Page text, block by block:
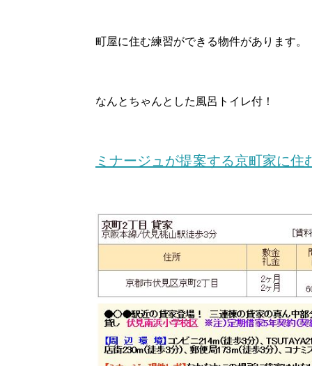
町屋に住む練習ができる物件があります。
なんとちゃんとした風呂トイレ付！
ミナージュが提案する京町家に住